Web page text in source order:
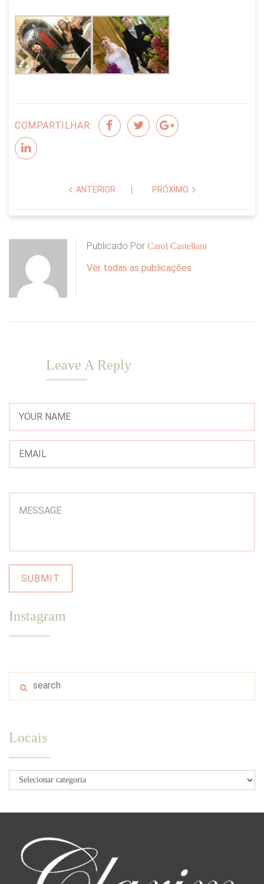
COMPARTILHAR:
ANTERIOR PRÓXIMO
Publicado Por Carol Castellani
Ver todas as publicações
Leave A Reply
Instagram
Locais